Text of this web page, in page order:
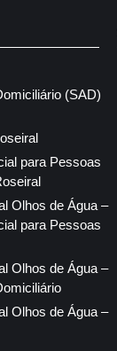
(SAD)
para Pessoas
Olhos de Água –
para Pessoas
Olhos de Água –
Olhos de Água –